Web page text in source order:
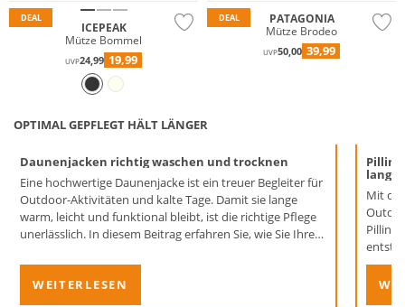
DEAL
ICEPEAK
Mütze Bommel
UVP24,99 19,99
DEAL
PATAGONIA
Mütze Brodeo
UVP50,00 39,99
OPTIMAL GEPFLEGT HÄLT LÄNGER
Daunenjacken richtig waschen und trocknen
Eine hochwertige Daunenjacke ist ein treuer Begleiter für
Outdoor-Aktivitäten und kalte Tage. Damit sie lange
warm, leicht und funktional bleibt, ist die richtige Pflege
unerlässlich. In diesem Beitrag erfahren Sie, wie Sie Ihre
unseren Tipps zur Daunenjackenpflege sind Sie bestens
auf die kalte Jahreszeit vorbereitet.
WEITERLESEN
lange
Mit
Pilling